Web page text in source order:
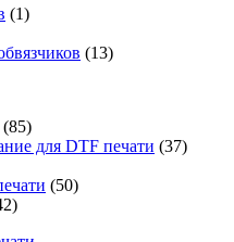
(1)
(13)
(85)
для DTF печати (37)
(50)